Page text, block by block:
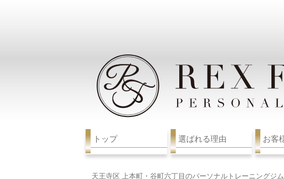
トップ 選ばれる理由 お客
天王寺区 上本町・谷町六丁目のパーソナルトレーニングジ